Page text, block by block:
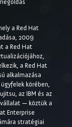
a Red Hat
2009
a Red Hat
a Red Hat
alkalmazása
körében,
az IBM és az
— köztük a
Enterprise
stratégiai